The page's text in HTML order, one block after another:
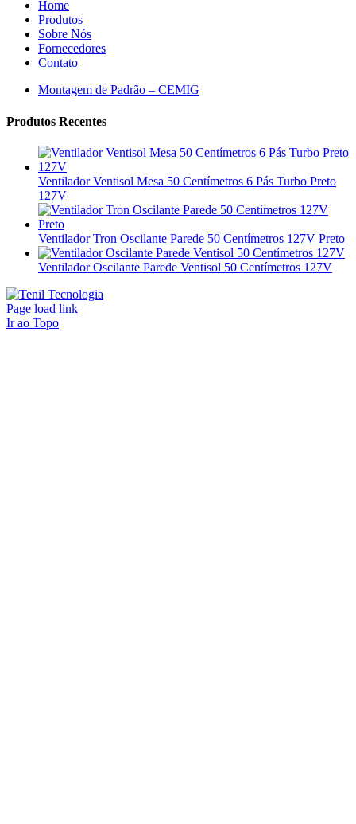
Home
Produtos
Sobre Nós
Fornecedores
Contato
Montagem de Padrão – CEMIG
Produtos Recentes
Ventilador Ventisol Mesa 50 Centímetros 6 Pás Turbo Preto
127V
Ventilador Tron Oscilante Parede 50 Centímetros 127V Preto
Ventilador Oscilante Parede Ventisol 50 Centímetros 127V
Page load link
Ir ao Topo